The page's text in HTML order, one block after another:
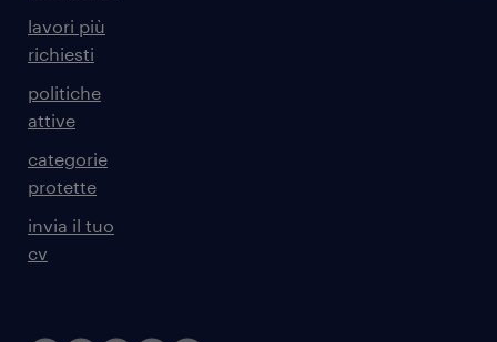
lavori più
richiesti
politiche
attive
categorie
protette
invia il tuo
cv